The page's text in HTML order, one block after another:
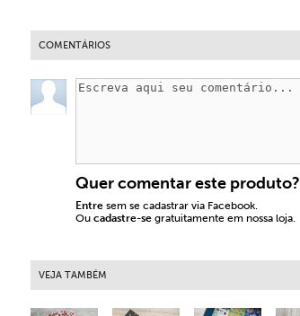
COMENTÁRIOS
Quer comentar este produto?
Entre sem se cadastrar via Facebook.
Ou cadastre-se gratuitamente em nossa loja.
VEJA TAMBÉM